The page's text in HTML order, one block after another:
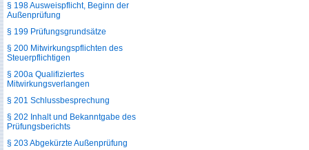
§ 198 Ausweispflicht, Beginn der
Außenprüfung
§ 199 Prüfungsgrundsätze
§ 200 Mitwirkungspflichten des
Steuerpflichtigen
§ 200a Qualifiziertes
Mitwirkungsverlangen
§ 201 Schlussbesprechung
§ 202 Inhalt und Bekanntgabe des
Prüfungsberichts
§ 203 Abgekürzte Außenprüfung